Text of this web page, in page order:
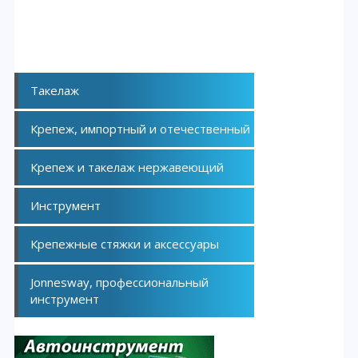
Такелаж
Крепеж, импортный и отечественный
Крепеж и такелаж нержавеющий
Инструмент
Крепежные стяжки и аксессуары
Jonnesway, профессиональный
инструмент